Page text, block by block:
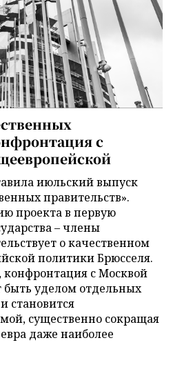
с
июльский выпуск
правительств».
проекта в первую
– члены
о качественном
политики Брюсселя.
с Москвой
быть уделом отдельных
становится
существенно сокращая
даже наиболее